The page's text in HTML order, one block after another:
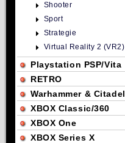
Shooter
Sport
Strategie
Virtual Reality 2 (VR2)
Playstation PSP/Vita
RETRO
Warhammer & Citadel
XBOX Classic/360
XBOX One
XBOX Series X